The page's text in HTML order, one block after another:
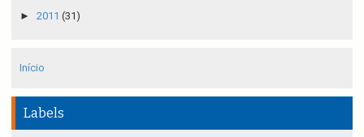
► 2011 (31)
Início
Labels